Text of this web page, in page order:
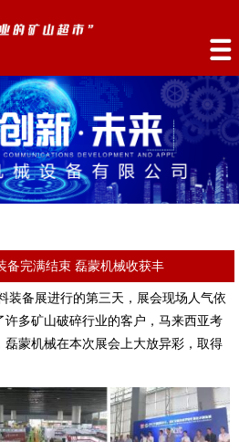
备完满结束 磊蒙机械收获丰
装备展进行的第三天，展会现场人气依
许多矿山破碎行业的客户，马来西亚考
蒙机械在本次展会上大放异彩，取得